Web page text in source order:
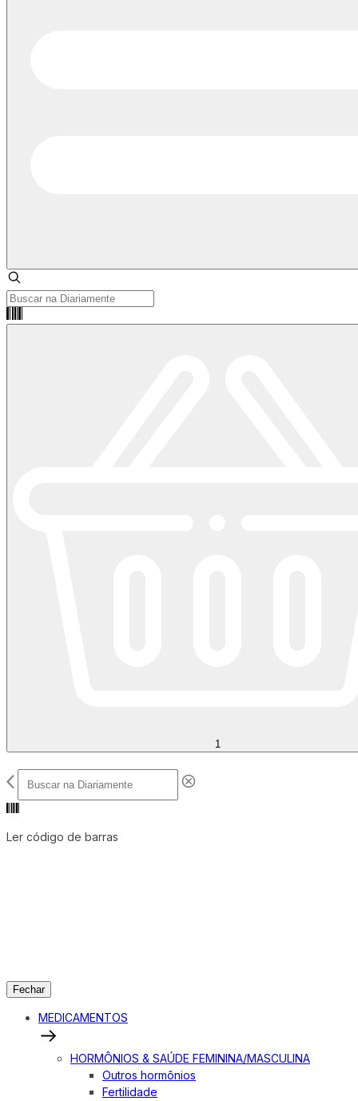
1
Ler código de barras
Fechar
MEDICAMENTOS
HORMÔNIOS & SAÚDE FEMININA/MASCULINA
Outros hormônios
Fertilidade